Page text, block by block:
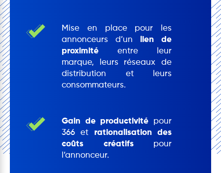
Mise en place pour les
annonceurs d’un
lien de
proximité entre leur
marque, leurs réseaux de
distribution et leurs
consommateurs.
Gain de productivité pour
366 et rationalisation des
coûts créatifspour
l’annonceur.